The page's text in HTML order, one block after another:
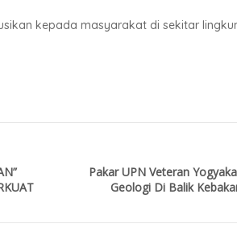
kepada masyarakat di sekitar
Pakar UPN Veteran
Geologi Di Balik